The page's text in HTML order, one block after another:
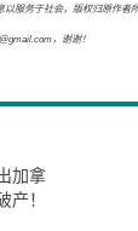
服务于社会，版权归原作者
，谢谢！
加拿
产！